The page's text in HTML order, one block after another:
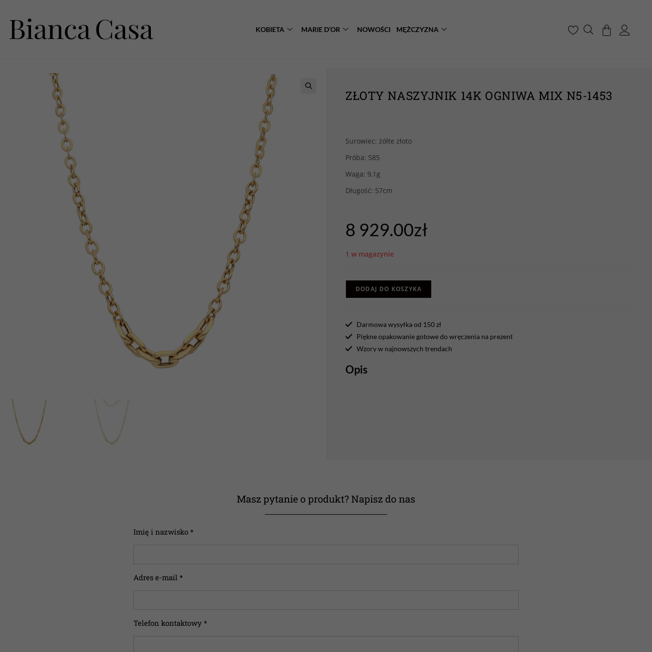
KOBIETA MARIE D’OR NOWOŚCI MĘŻCZYZNA
ZŁOTY NASZYJNIK 14K OGNIWA MIX N5-1453
Surowiec: żółte złoto
Próba: 585
Waga: 9,1g
Długość: 57cm
8 929.00zł
1 w magazynie
DODAJ DO KOSZYKA
Darmowa wysyłka od 150 zł
Piękne opakowanie gotowe do wręczenia na prezent
Wzory w najnowszych trendach
Opis
Masz pytanie o produkt? Napisz do nas
Imię i nazwisko *
Adres e-mail *
Telefon kontaktowy *